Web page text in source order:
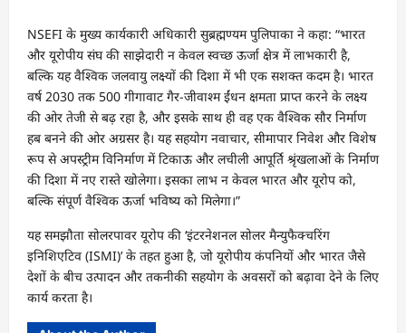
NSEFI के मुख्य कार्यकारी अधिकारी सुब्रह्मण्यम पुलिपाका ने कहा: “भारत
और यूरोपीय संघ की साझेदारी न केवल स्वच्छ ऊर्जा क्षेत्र में लाभकारी है,
बल्कि यह वैश्विक जलवायु लक्ष्यों की दिशा में भी एक सशक्त कदम है। भारत
वर्ष 2030 तक 500 गीगावाट गैर-जीवाश्म ईंधन क्षमता प्राप्त करने के लक्ष्य
की ओर तेजी से बढ़ रहा है, और इसके साथ ही वह एक वैश्विक सौर निर्माण
हब बनने की ओर अग्रसर है। यह सहयोग नवाचार, सीमापार निवेश और विशेष
रूप से अपस्ट्रीम विनिर्माण में टिकाऊ और लचीली आपूर्ति श्रृंखलाओं के निर्माण
की दिशा में नए रास्ते खोलेगा। इसका लाभ न केवल भारत और यूरोप को,
बल्कि संपूर्ण वैश्विक ऊर्जा भविष्य को मिलेगा।”
यह समझौता सोलरपावर यूरोप की ‘इंटरनेशनल सोलर मैन्युफैक्चरिंग
इनिशिएटिव (ISMI)’ के तहत हुआ है, जो यूरोपीय कंपनियों और भारत जैसे
देशों के बीच उत्पादन और तकनीकी सहयोग के अवसरों को बढ़ावा देने के लिए
कार्य करता है।